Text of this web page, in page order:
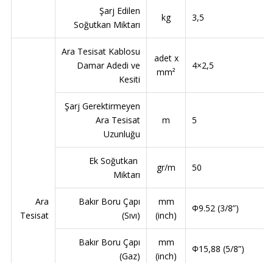
Şarj Edilen
Soğutkan Miktarı
kg 3,5
Ara
Tesisat
Ara Tesisat Kablosu
Damar Adedi ve
Kesiti
adet x
mm²
4×2,5
Şarj Gerektirmeyen
Ara Tesisat
Uzunluğu
m 5
Ek Soğutkan
Miktarı
gr/m 50
Bakır Boru Çapı
(Sıvı)
mm
(inch)
Ф9.52 (3/8”)
Bakır Boru Çapı
(Gaz)
mm
(inch)
Ф15,88 (5/8”)